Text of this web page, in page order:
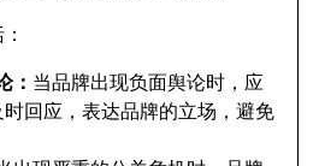
： 当品牌出现负面舆论时，应
回应，表达品牌的立场，避免